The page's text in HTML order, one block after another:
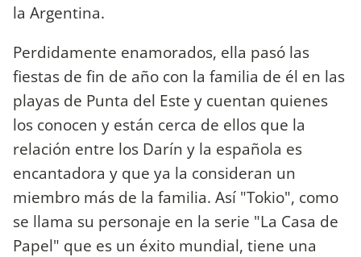
la Argentina.
Perdidamente enamorados, ella pasó las
fiestas de fin de año con la familia de él en las
playas de Punta del Este y cuentan quienes
los conocen y están cerca de ellos que la
relación entre los Darín y la española es
encantadora y que ya la consideran un
miembro más de la familia. Así "Tokio", como
se llama su personaje en la serie "La Casa de
Papel" que es un éxito mundial, tiene una